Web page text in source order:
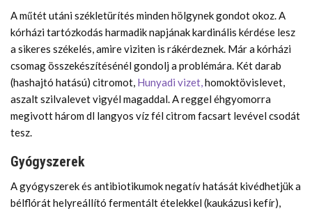
A műtét utáni székletürítés minden hölgynek gondot okoz. A
kórházi tartózkodás harmadik napjának kardinális kérdése lesz
a sikeres székelés, amire viziten is rákérdeznek. Már a kórházi
csomag összekészítésénél gondolj a problémára. Két darab
(hashajtó hatású) citromot, Hunyadi vizet,homoktövislevet,
aszalt szilvalevet vigyél magaddal. A reggel éhgyomorra
megivott három dl langyos víz fél citrom facsart levével csodát
tesz.
Gyógyszerek
A gyógyszerek és antibiotikumok negatív hatását kivédhetjük a
bélflórát helyreállító fermentált ételekkel (kaukázusi kefír),